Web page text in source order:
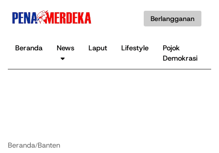
Berlangganan
Beranda News Laput Lifestyle
Pojok
Demokrasi
Beranda/Banten